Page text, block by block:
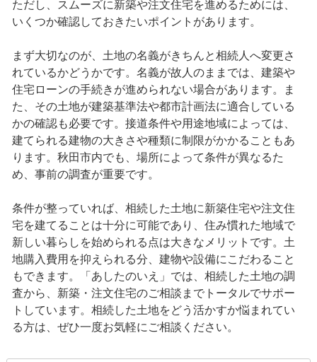
ただし、スムーズに新築や注文住宅を進めるためには、
いくつか確認しておきたいポイントがあります。
まず大切なのが、土地の名義がきちんと相続人へ変更さ
れているかどうかです。名義が故人のままでは、建築や
住宅ローンの手続きが進められない場合があります。ま
た、その土地が建築基準法や都市計画法に適合している
かの確認も必要です。接道条件や用途地域によっては、
建てられる建物の大きさや種類に制限がかかることもあ
ります。秋田市内でも、場所によって条件が異なるた
め、事前の調査が重要です。
条件が整っていれば、相続した土地に新築住宅や注文住
宅を建てることは十分に可能であり、住み慣れた地域で
新しい暮らしを始められる点は大きなメリットです。土
地購入費用を抑えられる分、建物や設備にこだわること
もできます。「あしたのいえ」では、相続した土地の調
査から、新築・注文住宅のご相談までトータルでサポー
トしています。相続した土地をどう活かすか悩まれてい
る方は、ぜひ一度お気軽にご相談ください。